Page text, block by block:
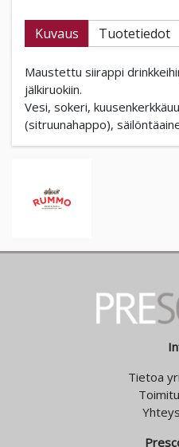
Kuvaus Tuotetiedot
Maustettu siirappi
jälkiruokiin.
Vesi, sokeri,
(sitruunahappo),
Tietoa